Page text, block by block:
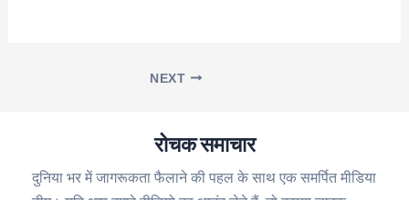
NEXT
रोचक समाचार
दुनिया भर में जागरूकता फैलाने की पहल के साथ एक समर्पित मीडिया